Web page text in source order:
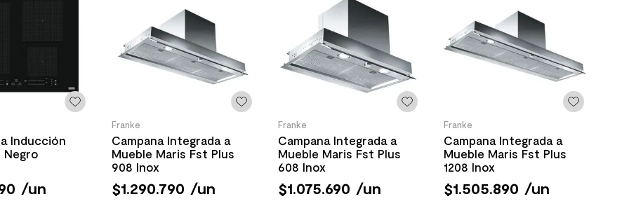
Inducción
Negro
/un
Franke
Campana Integrada a
Mueble Maris Fst Plus
908 Inox
$1.290.790 /un
Franke
Campana Integrada a
Mueble Maris Fst Plus
608 Inox
$1.075.690 /un
Franke
Campana Integrada a
Mueble Maris Fst Plus
1208 Inox
$1.505.890 /un